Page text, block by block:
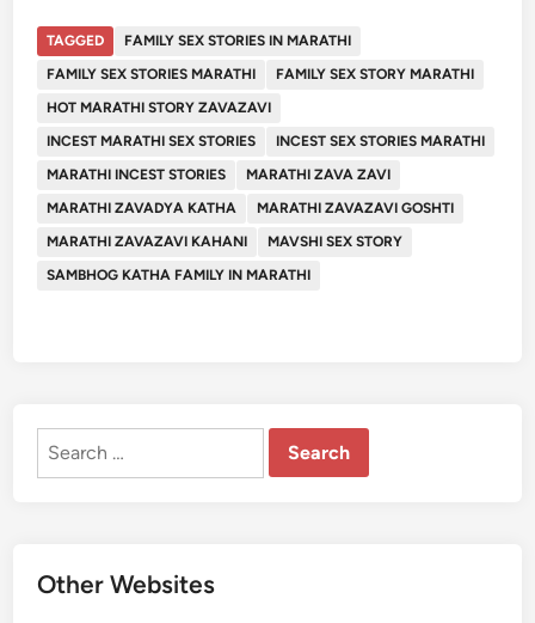
TAGGED
FAMILY SEX STORIES IN MARATHI
FAMILY SEX STORIES MARATHI
FAMILY SEX STORY MARATHI
HOT MARATHI STORY ZAVAZAVI
INCEST MARATHI SEX STORIES
INCEST SEX STORIES MARATHI
MARATHI INCEST STORIES
MARATHI ZAVA ZAVI
MARATHI ZAVADYA KATHA
MARATHI ZAVAZAVI GOSHTI
MARATHI ZAVAZAVI KAHANI
MAVSHI SEX STORY
SAMBHOG KATHA FAMILY IN MARATHI
Search
Other Websites